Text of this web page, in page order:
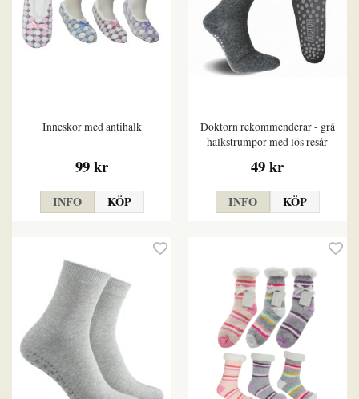
Inneskor med antihalk
99 kr
INFO KÖP
Doktorn rekommenderar - grå
halkstrumpor med lös resår
49 kr
INFO KÖP